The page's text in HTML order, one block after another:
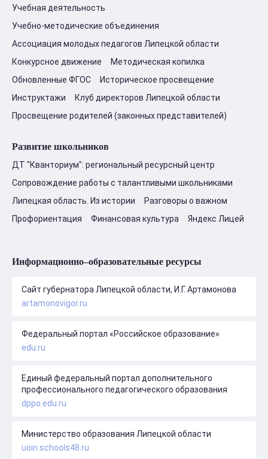
Учебная деятельность
Учебно-методические объединения
Ассоциация молодых педагогов Липецкой области
Конкурсное движение
Методическая копилка
Обновленные ФГОС
Историческое просвещение
Инструктажи
Клуб директоров Липецкой области
Просвещение родителей (законных представителей)
Развитие школьников
ДТ "Кванториум": региональный ресурсный центр
Сопровождение работы с талантливыми школьниками
Липецкая область. Из истории
Разговоры о важном
Профориентация
Финансовая культура Яндекс Лицей
Информационно–образовательные ресурсы
Сайт губернатора Липецкой области, И.Г. Артамонова
artamonovigor.ru
Федеральный портал «Российское образование»
edu.ru
Единый федеральный портал дополнительного
профессионального педагогического образования
dppo.edu.ru
Министерство образования Липецкой области
uoin.schools48.ru